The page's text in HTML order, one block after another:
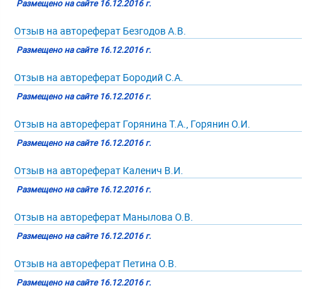
Размещено на сайте 16.12.2016 г.
Отзыв на автореферат Безгодов А.В.
Размещено на сайте 16.12.2016 г.
Отзыв на автореферат Бородий С.А.
Размещено на сайте 16.12.2016 г.
Отзыв на автореферат Горянина Т.А., Горянин О.И.
Размещено на сайте 16.12.2016 г.
Отзыв на автореферат Каленич В.И.
Размещено на сайте 16.12.2016 г.
Отзыв на автореферат Манылова О.В.
Размещено на сайте 16.12.2016 г.
Отзыв на автореферат Петина О.В.
Размещено на сайте 16.12.2016 г.